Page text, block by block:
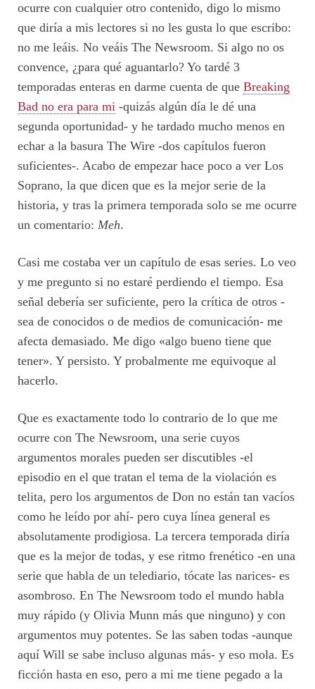
ocurre con cualquier otro contenido, digo lo mismo
que diría a mis lectores si no les gusta lo que escribo:
no me leáis. No veáis The Newsroom. Si algo no os
convence, ¿para qué aguantarlo? Yo tardé 3
temporadas enteras en darme cuenta de que Breaking
Bad no era para mi -quizás algún día le dé una
segunda oportunidad- y he tardado mucho menos en
echar a la basura The Wire -dos capítulos fueron
suficientes-. Acabo de empezar hace poco a ver Los
Soprano, la que dicen que es la mejor serie de la
historia, y tras la primera temporada solo se me ocurre
un comentario: Meh.
Casi me costaba ver un capítulo de esas series. Lo veo
y me pregunto si no estaré perdiendo el tiempo. Esa
señal debería ser suficiente, pero la crítica de otros -
sea de conocidos o de medios de comunicación- me
afecta demasiado. Me digo «algo bueno tiene que
tener». Y persisto. Y probalmente me equivoque al
hacerlo.
Que es exactamente todo lo contrario de lo que me
ocurre con The Newsroom, una serie cuyos
argumentos morales pueden ser discutibles -el
episodio en el que tratan el tema de la violación es
telita, pero los argumentos de Don no están tan vacíos
como he leído por ahí- pero cuya línea general es
absolutamente prodigiosa. La tercera temporada diría
que es la mejor de todas, y ese ritmo frenético -en una
serie que habla de un telediario, tócate las narices- es
asombroso. En The Newsroom todo el mundo habla
muy rápido (y Olivia Munn más que ninguno) y con
argumentos muy potentes. Se las saben todas -aunque
aquí Will se sabe incluso algunas más- y eso mola. Es
ficción hasta en eso, pero a mi me tiene pegado a la